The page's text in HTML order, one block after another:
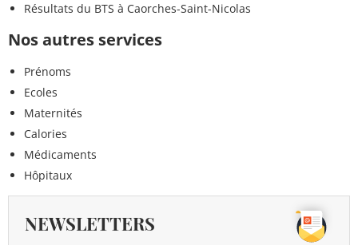
Résultats du BTS à Caorches-Saint-Nicolas
Nos autres services
Prénoms
Ecoles
Maternités
Calories
Médicaments
Hôpitaux
NEWSLETTERS